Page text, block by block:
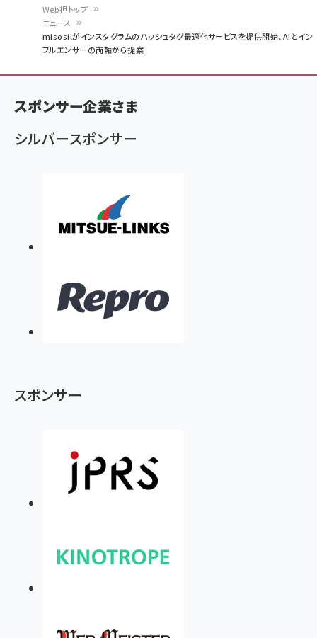
く
ず
Web担トップ
ニュース
misosilがインスタグラムのハッシュタグ最適化サービスを提供開始、AIとイン
フルエンサーの両軸から提案
スポンサー企業さま
シルバースポンサー
スポンサー